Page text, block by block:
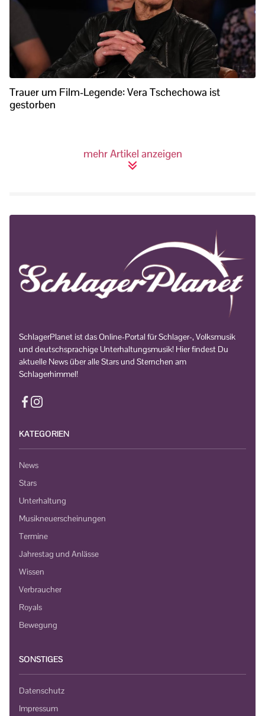
Trauer um Film-Legende: Vera Tschechowa ist
gestorben
mehr Artikel anzeigen
SchlagerPlanet ist das Online-Portal für Schlager-, Volksmusik
und deutschsprachige Unterhaltungsmusik! Hier findest Du
aktuelle News über alle Stars und Sternchen am
Schlagerhimmel!
KATEGORIEN
News
Stars
Unterhaltung
Musikneuerscheinungen
Termine
Jahrestag und Anlässe
Wissen
Verbraucher
Royals
Bewegung
SONSTIGES
Datenschutz
Impressum